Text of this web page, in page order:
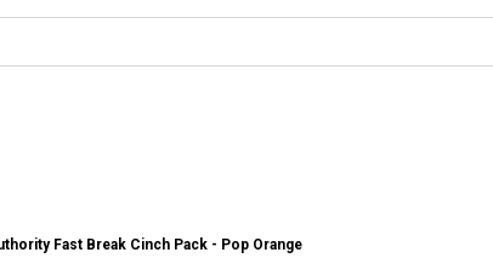
Fast Break Cinch Pack - Pop Orange